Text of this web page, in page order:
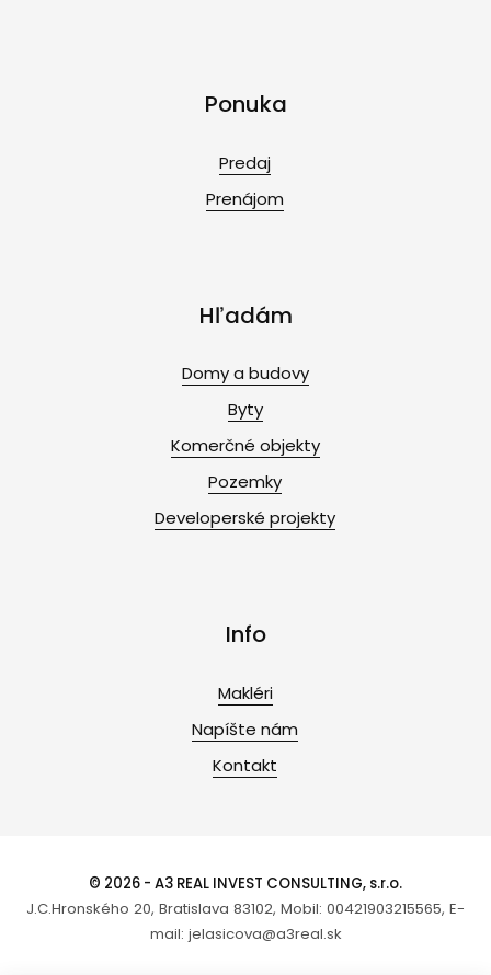
Ponuka
Predaj
Prenájom
Hľadám
Domy a budovy
Byty
Komerčné objekty
Pozemky
Developerské projekty
Info
Makléri
Napíšte nám
Kontakt
© 2026 - A3 REAL INVEST CONSULTING, s.r.o.
J.C.Hronského 20, Bratislava 83102, Mobil: 00421903215565, E-
mail: jelasicova@a3real.sk